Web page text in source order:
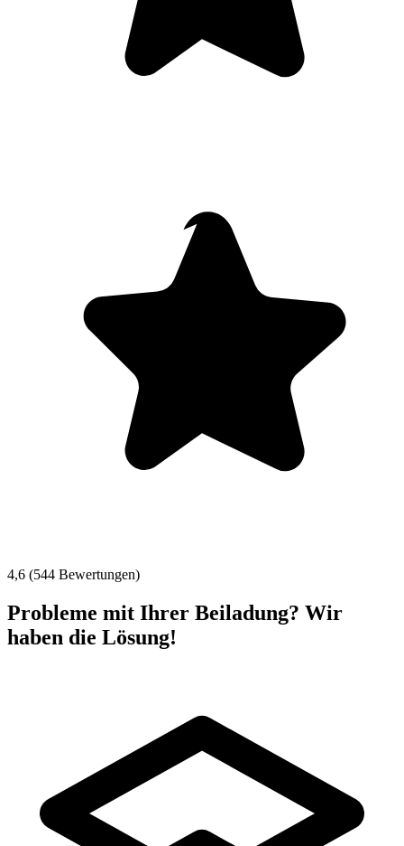
4,6 (544 Bewertungen)
Probleme mit Ihrer Beiladung? Wir
haben die Lösung!